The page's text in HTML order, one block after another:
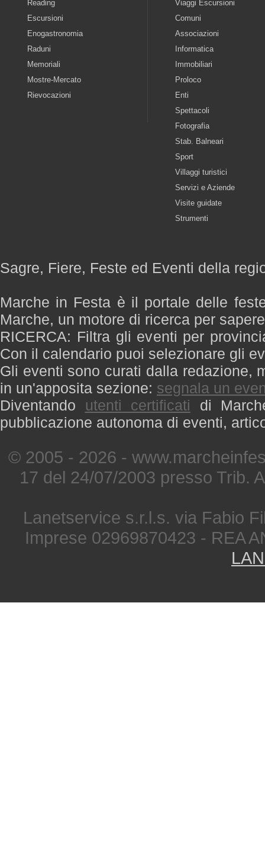
Reading
Escursioni
Enogastronomia
Raduni
Memoriali
Mostre-Mercato
Rievocazioni
Viaggi Escursioni
Comuni
Associazioni
Informatica
Immobiliari
Proloco
Enti
Spettacoli
Fotografia
Stab. Balneari
Sport
Villaggi turistici
Servizi e Aziende
Visite guidate
Strumenti
Sagre, Fiere, Feste ed Eventi della
Marche in Festa è il portale delle
Marche, un motore di ricerca per
RICERCA: Filtra gli eventi per
Con il calendario puoi selezionare gli
Gli eventi sono curati dalla redazione,
in un'apposita sezione: segnala un
Diventando utenti certificati di
pubblicazione autonoma di eventi,
© 2005 - 2026 -
17 del 24/07/2003 presso Trib.
Lanetservice s.r.l.s. via Fabio
Imprese 02969870423 - REA